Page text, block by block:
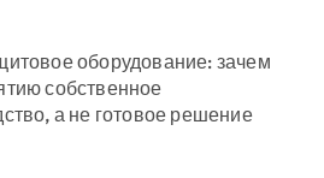
оборудование: зачем
собственное
а не готовое решение